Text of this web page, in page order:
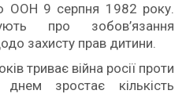
ООН 9 серпня 1982 року.
про зобов’язання
захисту прав дитини.
триває війна росії проти
зростає кількість